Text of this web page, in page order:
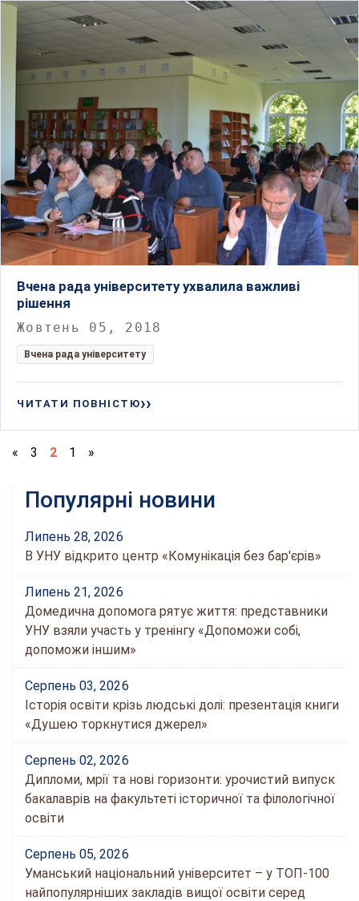
Вчена рада університету ухвалила важливі
рішення
Жовтень 05, 2018
Вчена рада університету
ЧИТАТИ ПОВНІСТЮ
« 3 2 1 »
Популярні новини
Липень 28, 2026
В УНУ відкрито центр «Комунікація без бар'єрів»
Липень 21, 2026
Домедична допомога рятує життя: представники
УНУ взяли участь у тренінгу «Допоможи собі,
допоможи іншим»
Серпень 03, 2026
Історія освіти крізь людські долі: презентація книги
«Душею торкнутися джерел»
Серпень 02, 2026
Дипломи, мрії та нові горизонти: урочистий випуск
бакалаврів на факультеті історичної та філологічної
освіти
Серпень 05, 2026
Уманський національний університет – у ТОП-100
найпопулярніших закладів вищої освіти серед